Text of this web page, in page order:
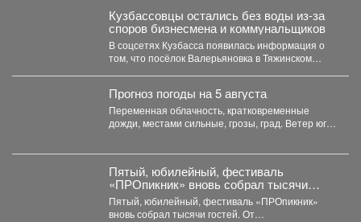
Кузбассовцы остались без воды из-за
споров бизнесмена и коммунальщиков
В соцсетях Кузбасса появилась информация о
том, что посёлок Валерьяновка в Тяжинском
Прогноз погоды на 5 августа
Переменная облачность, кратковременные
дожди, местами сильные, грозы, град. Ветер юго-
Пятый, юбилейный, фестиваль
«ПРОпикник» вновь собрал тысячи
гостей.
Пятый, юбилейный, фестиваль «ПРОпикник»
вновь собрал тысячи гостей. От